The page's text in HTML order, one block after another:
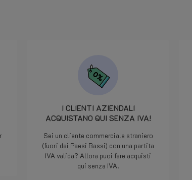
I CLIENTI AZIENDALI
ACQUISTANO QUI SENZA IVA!
Sei un cliente commerciale straniero
(fuori dai Paesi Bassi) con una partita
IVA valida? Allora puoi fare acquisti
qui senza IVA.